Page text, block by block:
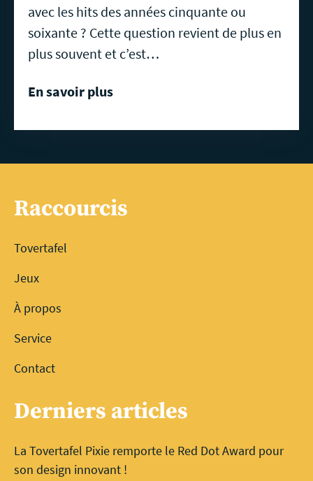
avec les hits des années cinquante ou
soixante ? Cette question revient de plus en
plus souvent et c’est…
En savoir plus
Raccourcis
Tovertafel
Jeux
À propos
Service
Contact
Derniers articles
La Tovertafel Pixie remporte le Red Dot Award pour
son design innovant !